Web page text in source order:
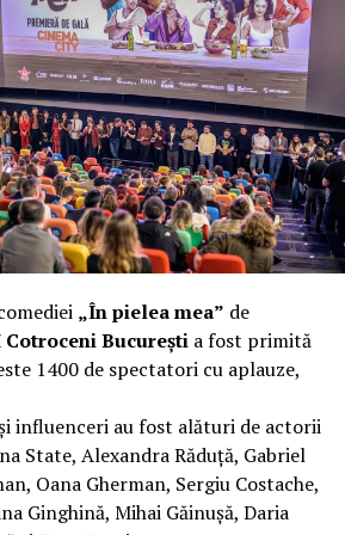
de oțel ieftin s-a strâmbat
de vânt care probabil nu depășea
dar s-a deformat atât de tare
fi pliat. Proprietarul l-a aruncat la
ca să fie clar de la început: nu
estetice, ci despre
scurt: ușor,
dar cu
care apare primul în conversație
pavilion ușor. Și pe bună dreptate.
e de aproximativ 2,7 g/cm³, față
oțel. Practic, la un volum
cam o treime din greutatea
„În pielea mea” de
Cotroceni Bucureștia fost primită
1400 de spectatori cu aplauze,
influenceri au fost alături de actorii
State, Alexandra Răduță, Gabriel
Oana Gherman, Sergiu Costache,
Ginghină, Mihai Găinușă, Daria